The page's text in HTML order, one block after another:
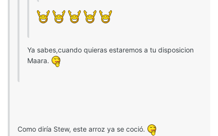
Ya sabes,cuando quieras estaremos a tu disposicion
Maara.
Como diría Stew, este arroz ya se coció.